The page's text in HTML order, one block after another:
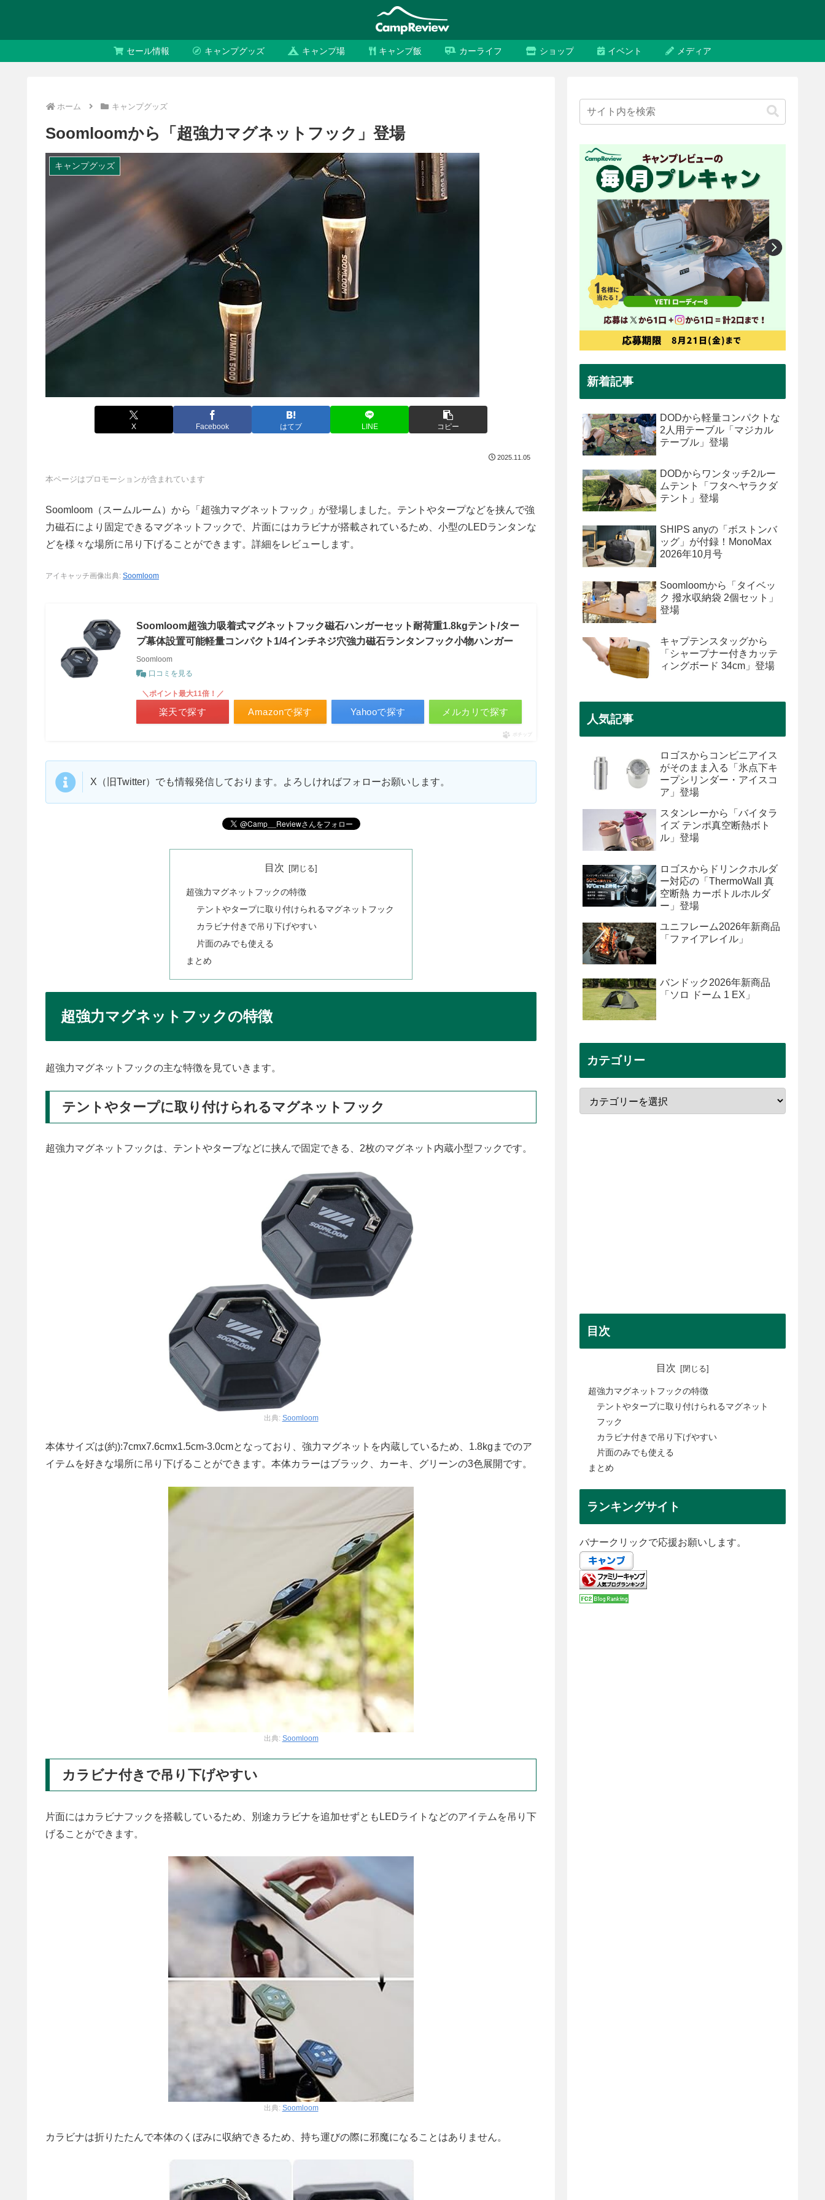
セール情報 キャンプグッズ キャンプ場 キャンプ飯 カーライフ ショップ イベント メディア
ホーム キャンプグッズ
Soomloomから「超強力マグネットフック」登場
キャンプグッズ
X Facebook はてブ LINE コピー
2025.11.05
本ページはプロモーションが含まれています
Soomloom（スームルーム）から「超強力マグネットフック」が登場しました。テントやタープなどを挟んで強
力磁石により固定できるマグネットフックで、片面にはカラビナが搭載されているため、小型のLEDランタンな
どを様々な場所に吊り下げることができます。詳細をレビューします。
アイキャッチ画像出典: Soomloom
Soomloom超強力吸着式マグネットフック磁石ハンガーセット耐荷重1.8kgテント/ター
プ幕体設置可能軽量コンパクト1/4インチネジ穴強力磁石ランタンフック小物ハンガー
Soomloom
口コミを見る
Amazonで探す
＼ポイント最大11倍！／
楽天で探す Yahooで探す メルカリで探す
ポチップ
X（旧Twitter）でも情報発信しております。よろしければフォローお願いします。
目次
超強力マグネットフックの特徴
テントやタープに取り付けられるマグネットフック
カラビナ付きで吊り下げやすい
片面のみでも使える
まとめ
超強力マグネットフックの特徴
超強力マグネットフックの主な特徴を見ていきます。
テントやタープに取り付けられるマグネットフック
超強力マグネットフックは、テントやタープなどに挟んで固定できる、2枚のマグネット内蔵小型フックです。
出典: Soomloom
本体サイズは(約):7cmx7.6cmx1.5cm-3.0cmとなっており、強力マグネットを内蔵しているため、1.8kgまでのア
イテムを好きな場所に吊り下げることができます。本体カラーはブラック、カーキ、グリーンの3色展開です。
出典: Soomloom
カラビナ付きで吊り下げやすい
片面にはカラビナフックを搭載しているため、別途カラビナを追加せずともLEDライトなどのアイテムを吊り下
げることができます。
出典: Soomloom
カラビナは折りたたんで本体のくぼみに収納できるため、持ち運びの際に邪魔になることはありません。
新着記事
DODから軽量コンパクトな
2人用テーブル「マジカル
テーブル」登場
DODからワンタッチ2ルー
ムテント「フタヘヤラクダ
テント」登場
SHIPS anyの「ボストンバ
ッグ」が付録！MonoMax
2026年10月号
Soomloomから「タイベッ
ク 撥水収納袋 2個セット」
登場
キャプテンスタッグから
「シャープナー付きカッテ
ィングボード 34cm」登場
人気記事
ロゴスからコンビニアイス
がそのまま入る「氷点下キ
ープシリンダー・アイスコ
ア」登場
スタンレーから「バイタラ
イズ テンポ真空断熱ボト
ル」登場
ロゴスからドリンクホルダ
ー対応の「ThermoWall 真
空断熱 カーボトルホルダ
ー」登場
ユニフレーム2026年新商品
「ファイアレイル」
バンドック2026年新商品
「ソロ ドーム 1 EX」
カテゴリー
目次
目次
超強力マグネットフックの特徴
テントやタープに取り付けられるマグネット
フック
カラビナ付きで吊り下げやすい
片面のみでも使える
まとめ
ランキングサイト
バナークリックで応援お願いします。